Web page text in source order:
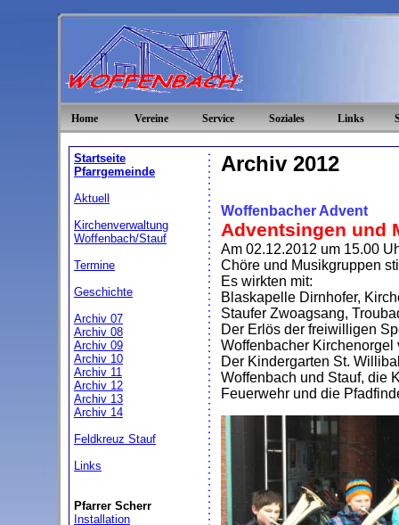
Home Vereine Service Soziales Links
Startseite
Pfarrgemeinde
Aktuell
Kirchenverwaltung
Woffenbach/Stauf
Termine
Geschichte
Archiv 07
Archiv 08
Archiv 09
Archiv 10
Archiv 11
Archiv 12
Archiv 13
Archiv 14
Feldkreuz Stauf
Links
Pfarrer Scherr
Installation
Archiv 2012
Woffenbacher Advent
Adventsingen und
Am 02.12.2012 um 15.00
Chöre und Musikgruppen
Es wirkten mit:
Blaskapelle Dirnhofer,
Staufer Zwoagsang,
Der Erlös der freiwilligen
Woffenbacher Kirchenorgel
Der Kindergarten St.
Woffenbach und Stauf, die
Feuerwehr und die